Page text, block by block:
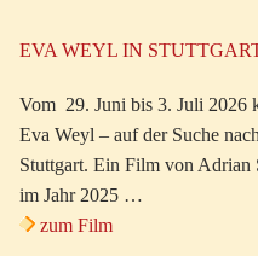
EVA WEYL IN
Vom 29. Juni bis 3. Juli 2026
Eva Weyl – auf der Suche
Stuttgart. Ein Film von Adrian
im Jahr 2025 …
zum Film